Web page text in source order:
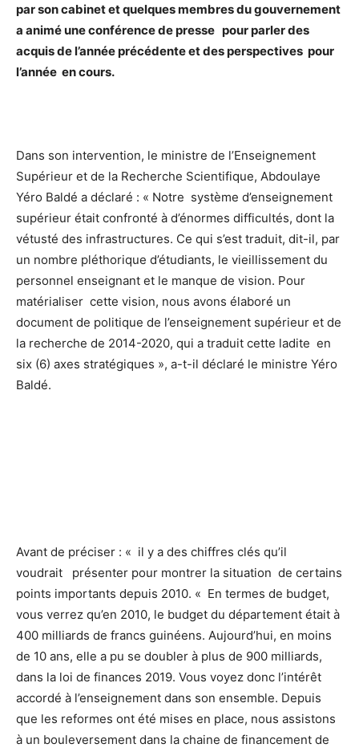
par son cabinet et quelques membres du gouvernement
a animé une conférence de presse pour parler des
acquis de l’année précédente et des perspectives pour
l’année en cours.
Dans son intervention, le ministre de l’Enseignement
Supérieur et de la Recherche Scientifique, Abdoulaye
Yéro Baldé a déclaré : « Notre système d’enseignement
supérieur était confronté à d’énormes difficultés, dont la
vétusté des infrastructures. Ce qui s’est traduit, dit-il, par
un nombre pléthorique d’étudiants, le vieillissement du
personnel enseignant et le manque de vision. Pour
matérialiser cette vision, nous avons élaboré un
document de politique de l’enseignement supérieur et de
la recherche de 2014-2020, qui a traduit cette ladite en
six (6) axes stratégiques », a-t-il déclaré le ministre Yéro
Baldé.
Avant de préciser : « il y a des chiffres clés qu’il
voudrait présenter pour montrer la situation de certains
points importants depuis 2010. « En termes de budget,
vous verrez qu’en 2010, le budget du département était à
400 milliards de francs guinéens. Aujourd’hui, en moins
de 10 ans, elle a pu se doubler à plus de 900 milliards,
dans la loi de finances 2019. Vous voyez donc l’intérêt
accordé à l’enseignement dans son ensemble. Depuis
que les reformes ont été mises en place, nous assistons
à un bouleversement dans la chaine de financement de